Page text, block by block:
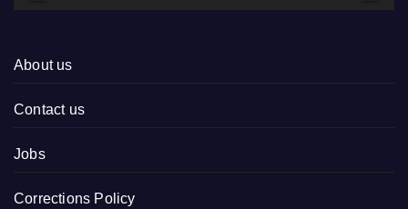
About us
Contact us
Jobs
Corrections Policy